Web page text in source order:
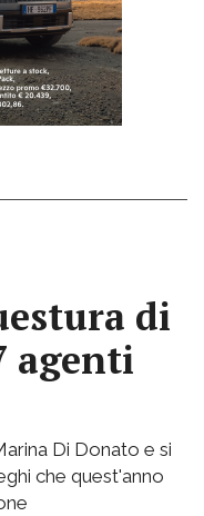
di
agenti
Di Donato e si
che quest'anno